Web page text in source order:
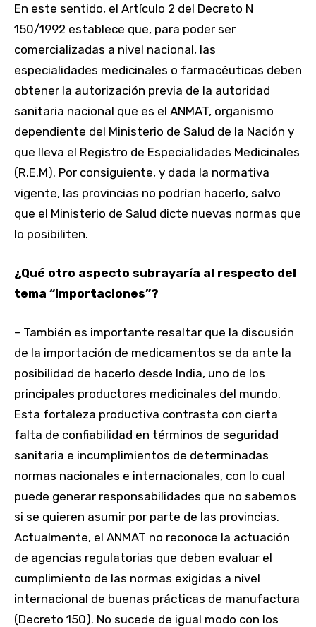
En este sentido, el Artículo 2 del Decreto N
150/1992 establece que, para poder ser
comercializadas a nivel nacional, las
especialidades medicinales o farmacéuticas deben
obtener la autorización previa de la autoridad
sanitaria nacional que es el ANMAT, organismo
dependiente del Ministerio de Salud de la Nación y
que lleva el Registro de Especialidades Medicinales
(R.E.M). Por consiguiente, y dada la normativa
vigente, las provincias no podrían hacerlo, salvo
que el Ministerio de Salud dicte nuevas normas que
lo posibiliten.
¿Qué otro aspecto subrayaría al respecto del
tema “importaciones”?
– También es importante resaltar que la discusión
de la importación de medicamentos se da ante la
posibilidad de hacerlo desde India, uno de los
principales productores medicinales del mundo.
Esta fortaleza productiva contrasta con cierta
falta de confiabilidad en términos de seguridad
sanitaria e incumplimientos de determinadas
normas nacionales e internacionales, con lo cual
puede generar responsabilidades que no sabemos
si se quieren asumir por parte de las provincias.
Actualmente, el ANMAT no reconoce la actuación
de agencias regulatorias que deben evaluar el
cumplimiento de las normas exigidas a nivel
internacional de buenas prácticas de manufactura
(Decreto 150). No sucede de igual modo con los